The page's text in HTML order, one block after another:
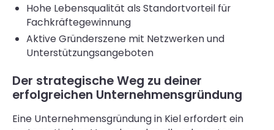
Hohe Lebensqualität als Standortvorteil für
Fachkräftegewinnung
Aktive Gründerszene mit Netzwerken und
Unterstützungsangeboten
Der strategische Weg zu deiner
erfolgreichen Unternehmensgründung
Eine Unternehmensgründung in Kiel erfordert ein